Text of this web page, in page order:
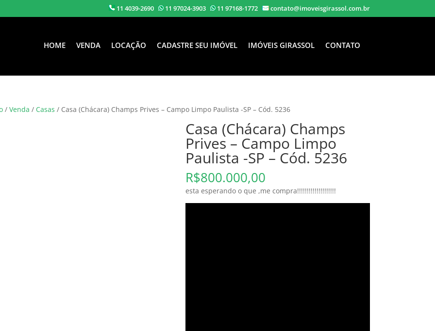
11 4039-2690 11 97024-3903 11 97168-1772 contato@imoveisgirassol.com.br
HOME VENDA LOCAÇÃO CADASTRE SEU IMÓVEL IMÓVEIS GIRASSOL CONTATO
/ Venda / Casas / Casa (Chácara) Champs Prives – Campo Limpo Paulista -SP – Cód. 5236
Casa (Chácara) Champs
Prives – Campo Limpo
Paulista -SP – Cód. 5236
R$800.000,00
esta esperando o que ,me compra!!!!!!!!!!!!!!!!!!!!